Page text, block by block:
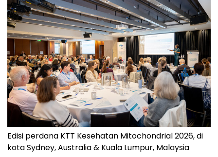
Edisi perdana KTT Kesehatan Mitochondrial 2026, di
kota Sydney, Australia & Kuala Lumpur, Malaysia